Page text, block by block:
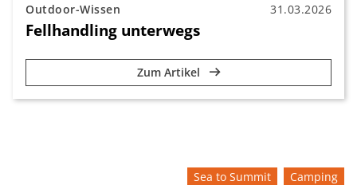
Outdoor-Wissen 31.03.2026
Fellhandling unterwegs
Zum Artikel
Sea to Summit Camping